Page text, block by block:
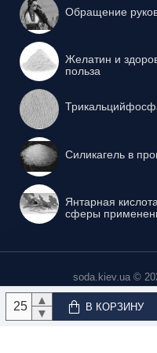
▲
▼
В КОРЗИНУ
как для производства,
нас Вы можете не только
получить консультацию
приобретенного сырья,
другую информацию.
Обращение
Желатин и
польза
Силикагель в
Янтарная
сферы
soda.kiev.ua ©